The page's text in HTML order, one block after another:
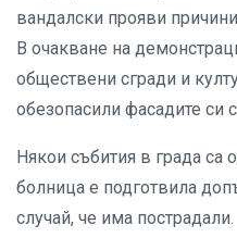
вандалски прояви
В очакване на
обществени сгради и
обезопасили фасадите си
Някои събития в града са
болница е подготвила
случай, че има пострадали.